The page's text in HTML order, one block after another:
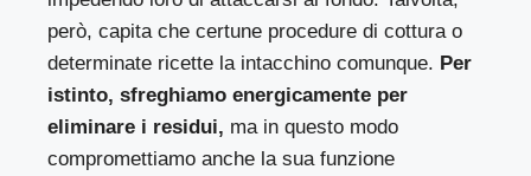
però, capita che certune procedure di cottura o
determinate ricette la intacchino comunque. Per
istinto, sfreghiamo energicamente per
eliminare i residui, ma in questo modo
compromettiamo anche la sua funzione